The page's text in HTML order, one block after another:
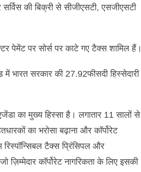
सर्विस की बिक्री से सीजीएसटी,एसजीएसटी
पेमेंट पर सोर्स पर काटे गए टैक्स शामिल हैं।
में भारत सरकार की27.92फीसदी हिस्सेदारी
का मुख्य हिस्सा है। लगातार 11सालों से
का भरोसा बढ़ाना और कॉर्पोरेट
रिस्पॉन्सिबल टैक्स प्रिंसिपल और
जो ज़िम्मेदार कॉर्पोरेट नागरिकता के लिए इसकी